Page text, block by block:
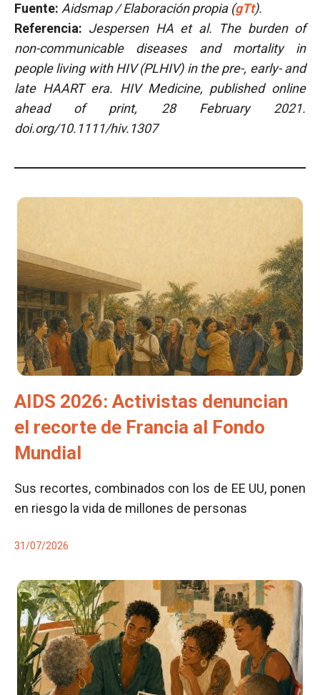
Fuente: Aidsmap / Elaboración propia (gTt).
Referencia: Jespersen HA et al.
The burden of
non-communicable diseases and mortality in
people living with HIV (PLHIV) in the pre-, early- and
late HAART era. HIV Medicine, published online
ahead of print, 28 February 2021.
doi.org/10.1111/hiv.1307
AIDS 2026: Activistas denuncian
el recorte de Francia al Fondo
Mundial
Sus recortes, combinados con los de EE UU, ponen
en riesgo la vida de millones de personas
31/07/2026